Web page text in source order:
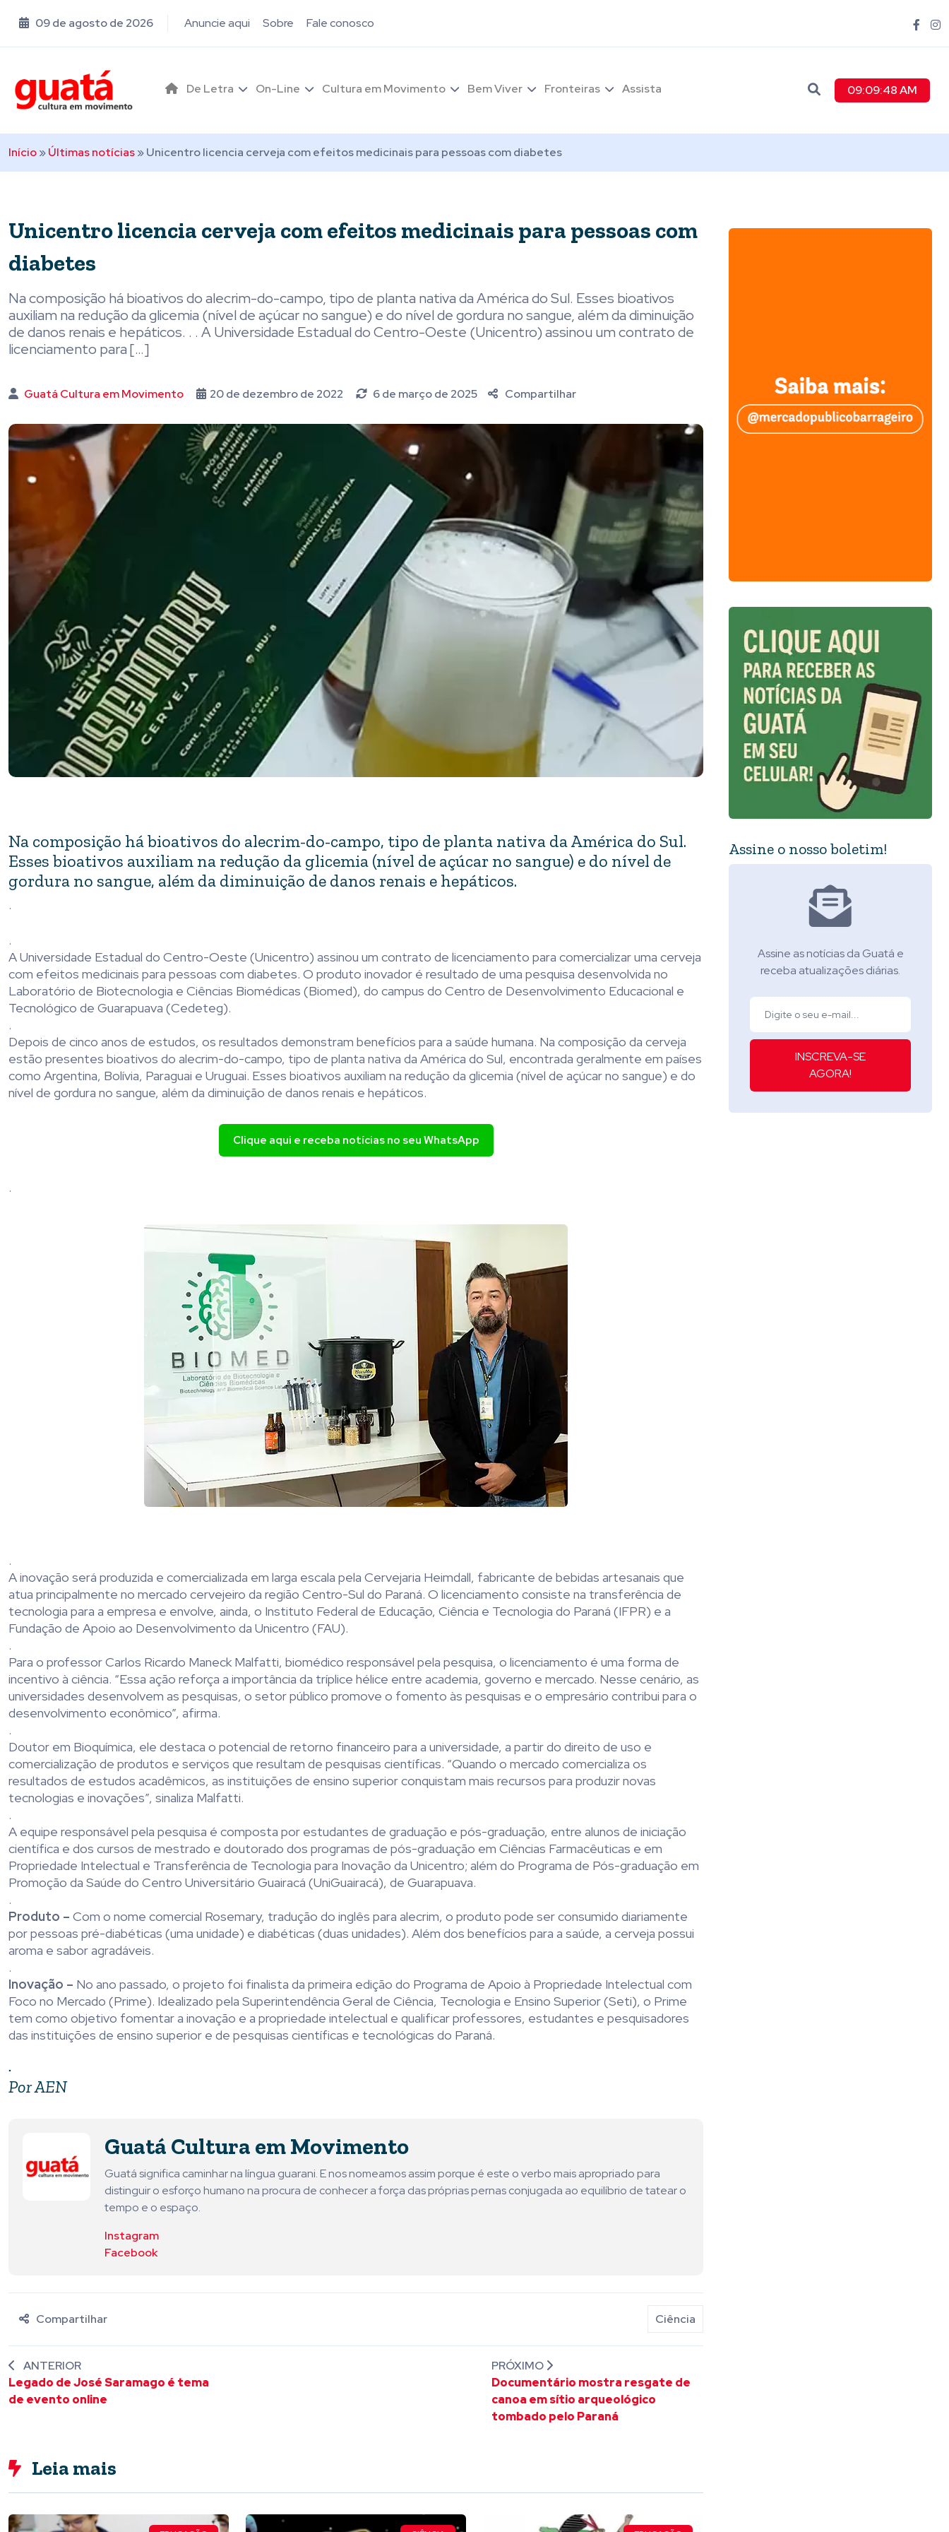
09 de agosto de 2026 Anuncie aqui Sobre Fale conosco
De Letra On-Line Cultura em Movimento Bem Viver Fronteiras Assista 09:09:50 AM
Início»Últimas notícias»Unicentro licencia cerveja com efeitos medicinais para pessoas com diabetes
Unicentro licencia cerveja com efeitos medicinais para pessoas com
diabetes
Na composição há bioativos do alecrim-do-campo, tipo de planta nativa da América do Sul. Esses bioativos
auxiliam na redução da glicemia (nível de açúcar no sangue) e do nível de gordura no sangue, além da diminuição
de danos renais e hepáticos. . . A Universidade Estadual do Centro-Oeste (Unicentro) assinou um contrato de
licenciamento para […]
Guatá Cultura em Movimento 20 de dezembro de 2022 6 de março de 2025 Compartilhar
Na composição há bioativos do alecrim-do-campo, tipo de planta nativa da América do Sul.
Esses bioativos auxiliam na redução da glicemia (nível de açúcar no sangue) e do nível de
gordura no sangue, além da diminuição de danos renais e hepáticos.
.
.
A Universidade Estadual do Centro-Oeste (Unicentro) assinou um contrato de licenciamento para comercializar uma cerveja
com efeitos medicinais para pessoas com diabetes. O produto inovador é resultado de uma pesquisa desenvolvida no
Laboratório de Biotecnologia e Ciências Biomédicas (Biomed), do campus do Centro de Desenvolvimento Educacional e
Tecnológico de Guarapuava (Cedeteg).
.
Depois de cinco anos de estudos, os resultados demonstram benefícios para a saúde humana. Na composição da cerveja
estão presentes bioativos do alecrim-do-campo, tipo de planta nativa da América do Sul, encontrada geralmente em países
como Argentina, Bolívia, Paraguai e Uruguai. Esses bioativos auxiliam na redução da glicemia (nível de açúcar no sangue) e do
nível de gordura no sangue, além da diminuição de danos renais e hepáticos.
Clique aqui e receba notícias no seu WhatsApp
.
.
A inovação será produzida e comercializada em larga escala pela Cervejaria Heimdall, fabricante de bebidas artesanais que
atua principalmente no mercado cervejeiro da região Centro-Sul do Paraná. O licenciamento consiste na transferência de
tecnologia para a empresa e envolve, ainda, o Instituto Federal de Educação, Ciência e Tecnologia do Paraná (IFPR) e a
Fundação de Apoio ao Desenvolvimento da Unicentro (FAU).
.
Para o professor Carlos Ricardo Maneck Malfatti, biomédico responsável pela pesquisa, o licenciamento é uma forma de
incentivo à ciência. “Essa ação reforça a importância da tríplice hélice entre academia, governo e mercado. Nesse cenário, as
universidades desenvolvem as pesquisas, o setor público promove o fomento às pesquisas e o empresário contribui para o
desenvolvimento econômico”, afirma.
.
Doutor em Bioquímica, ele destaca o potencial de retorno financeiro para a universidade, a partir do direito de uso e
comercialização de produtos e serviços que resultam de pesquisas científicas. “Quando o mercado comercializa os
resultados de estudos acadêmicos, as instituições de ensino superior conquistam mais recursos para produzir novas
tecnologias e inovações”, sinaliza Malfatti.
.
A equipe responsável pela pesquisa é composta por estudantes de graduação e pós-graduação, entre alunos de iniciação
científica e dos cursos de mestrado e doutorado dos programas de pós-graduação em Ciências Farmacêuticas e em
Propriedade Intelectual e Transferência de Tecnologia para Inovação da Unicentro; além do Programa de Pós-graduação em
Promoção da Saúde do Centro Universitário Guairacá (UniGuairacá), de Guarapuava.
.
Produto – Com o nome comercial Rosemary, tradução do inglês para alecrim, o produto pode ser consumido diariamente
por pessoas pré-diabéticas (uma unidade) e diabéticas (duas unidades). Além dos benefícios para a saúde, a cerveja possui
aroma e sabor agradáveis.
.
Inovação – No ano passado, o projeto foi finalista da primeira edição do Programa de Apoio à Propriedade Intelectual com
Foco no Mercado (Prime). Idealizado pela Superintendência Geral de Ciência, Tecnologia e Ensino Superior (Seti), o Prime
tem como objetivo fomentar a inovação e a propriedade intelectual e qualificar professores, estudantes e pesquisadores
das instituições de ensino superior e de pesquisas científicas e tecnológicas do Paraná.
.
Por AEN
Guatá Cultura em Movimento
Guatá significa caminhar na língua guarani. E nos nomeamos assim porque é este o verbo mais apropriado para
distinguir o esforço humano na procura de conhecer a força das próprias pernas conjugada ao equilíbrio de tatear o
tempo e o espaço.
Instagram
Facebook
Compartilhar Ciência
ANTERIOR
Legado de José Saramago é tema
de evento online
PRÓXIMO
Documentário mostra resgate de
canoa em sítio arqueológico
tombado pelo Paraná
Leia mais
Assine o nosso boletim!
Assine as notícias da Guatá e
receba atualizações diárias.
INSCREVA-SE
AGORA!